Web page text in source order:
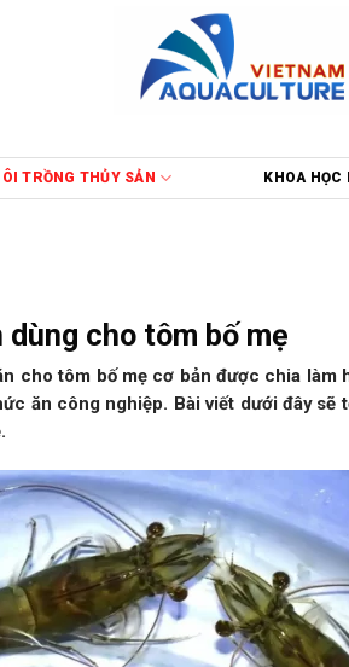
TRỒNG THỦY SẢN KHOA HỌC
cho tôm bố mẹ
cho tôm bố mẹ cơ bản được chia làm
ăn công nghiệp. Bài viết dưới đây sẽ